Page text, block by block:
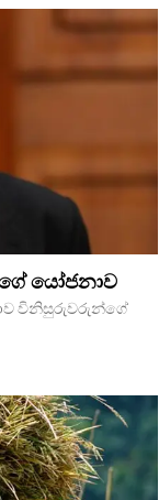
යෝජනාව
විනිසුරුවරුන්ගේ